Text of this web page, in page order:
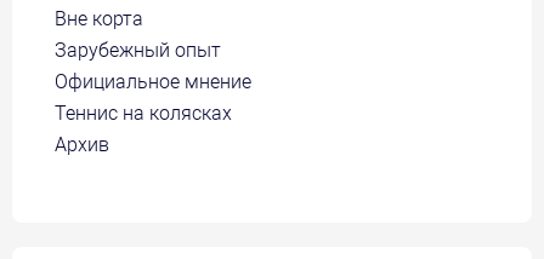
Вне корта
Зарубежный опыт
Официальное мнение
Теннис на колясках
Архив